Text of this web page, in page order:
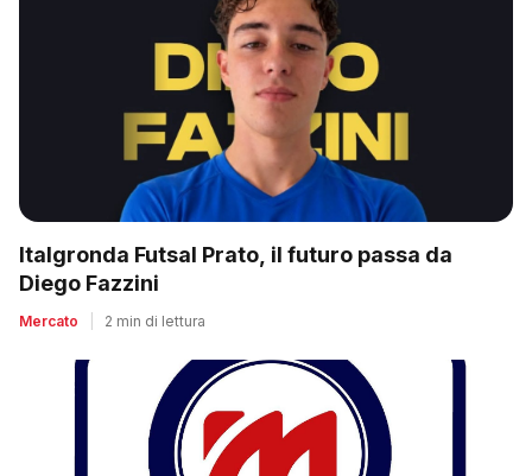
Italgronda Futsal Prato, il futuro passa da
Diego Fazzini
Mercato 2 min di lettura